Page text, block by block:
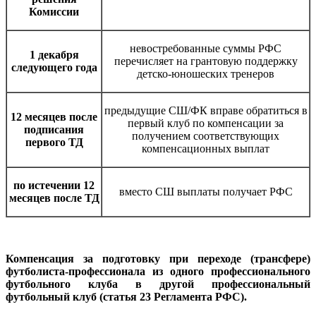
Комиссии
1 декабря
следующего года
невостребованные суммы РФС
перечисляет на грантовую поддержку
детско-юношеских тренеров
12 месяцев после
подписания
первого ТД
предыдущие СШ/ФК вправе обратиться в
первый клуб по компенсации за
получением соответствующих
компенсационных выплат
по истечении 12
месяцев после ТД
вместо СШ выплаты получает РФС
Компенсация за подготовку при переходе (трансфере)
футболиста-профессионала из одного профессионального
футбольного клуба в другой профессиональный
футбольный клуб (статья 23 Регламента РФС).